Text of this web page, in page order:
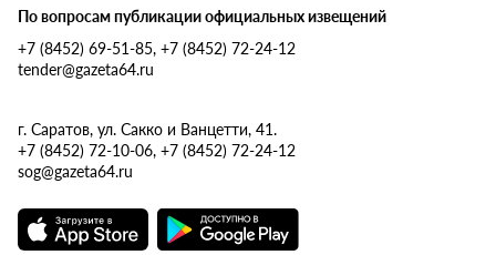
По вопросам публикации официальных извещений
+7 (8452) 69-51-85, +7 (8452) 72-24-12
tender@gazeta64.ru
г. Саратов, ул. Сакко и Ванцетти, 41.
+7 (8452) 72-10-06, +7 (8452) 72-24-12
sog@gazeta64.ru